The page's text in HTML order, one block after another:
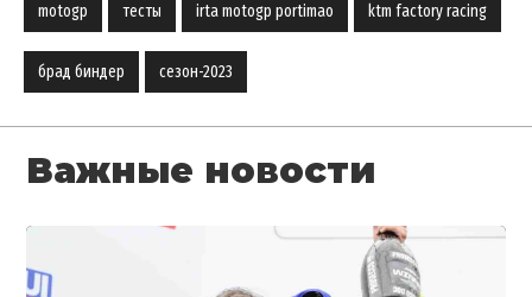
motogp тесты irta motogp portimao ktm factory racing
брад биндер сезон-2023
Важные новости